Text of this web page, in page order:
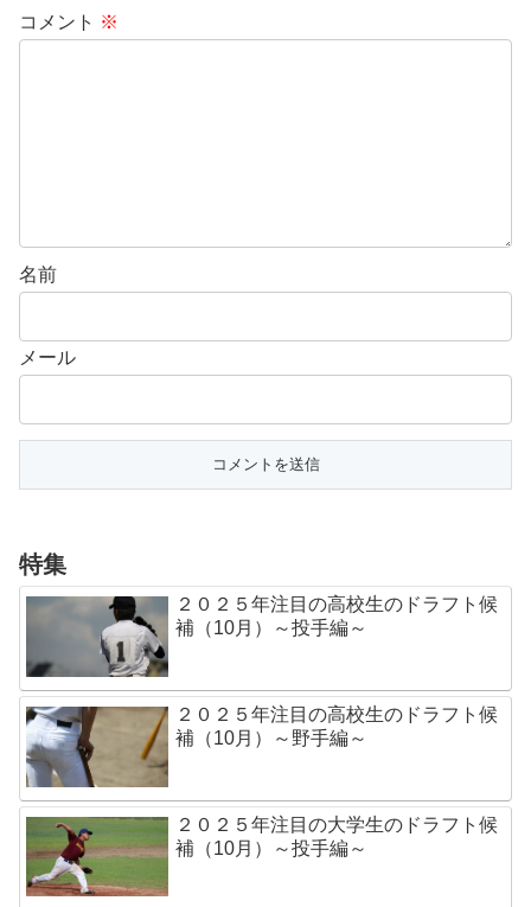
コメント ※
名前
メール
特集
２０２５年注目の高校生のドラフト候
補（10月）～投手編～
２０２５年注目の高校生のドラフト候
補（10月）～野手編～
２０２５年注目の大学生のドラフト候
補（10月）～投手編～